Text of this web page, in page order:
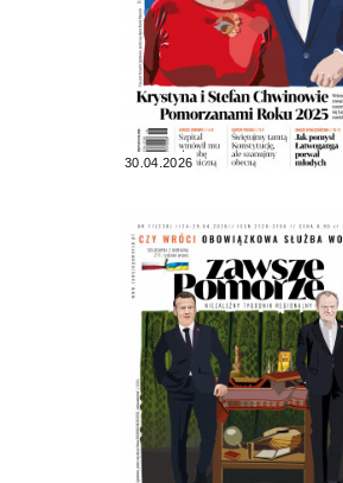
30.04.2026